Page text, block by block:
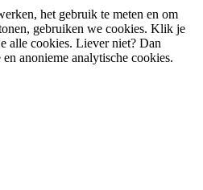
het gebruik te meten en om
gebruiken we cookies. Klik je
alle cookies. Liever niet? Dan
anonieme analytische cookies.